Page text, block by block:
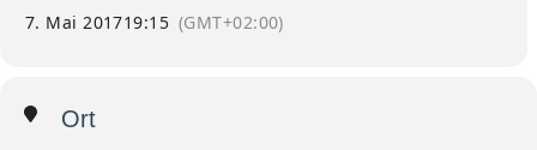
7. Mai 201719:15 (GMT+02:00)
Ort